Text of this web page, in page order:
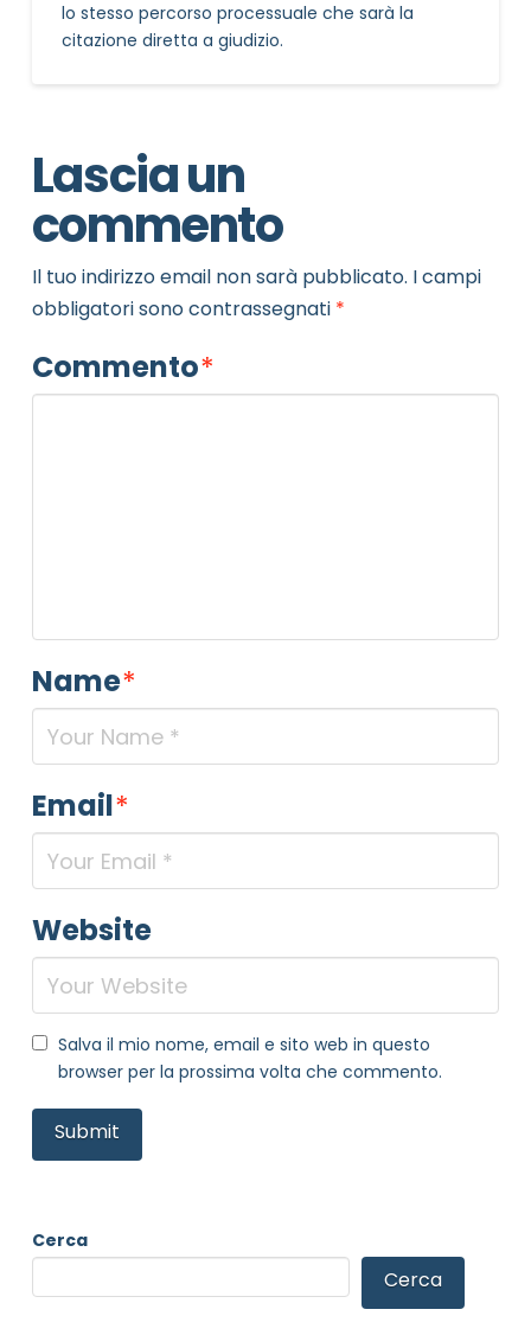
lo stesso percorso processuale che sarà la
citazione diretta a giudizio.
Lascia un
commento
Il tuo indirizzo email non sarà pubblicato. I campi
obbligatori sono contrassegnati *
Commento*
Name*
Email*
Website
Salva il mio nome, email e sito web in questo
browser per la prossima volta che commento.
Cerca
Cerca
NOME STRUTTURA*